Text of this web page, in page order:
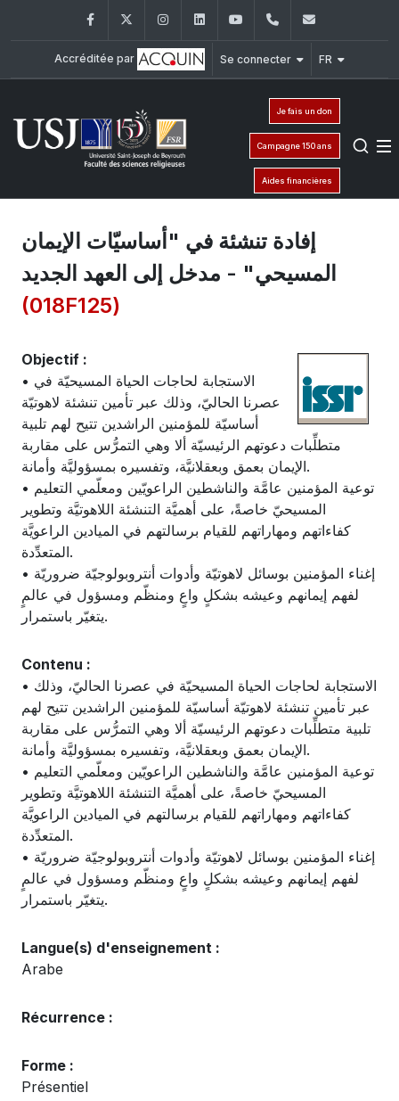
FacebookTwitter InstagramLinkedInYouTube+961 (1) 421 586
Accréditée par Se connecter FR
Je fais un don
Campagne 150 ans
Aides financières
إفادة تنشئة في "أساسيّات الإيمان
المسيحي" - مدخل إلى العهد الجديد
(018F125)
Objectif :
• الاستجابة لحاجات الحياة المسيحيّة في
عصرنا الحاليّ، وذلك عبر تأمين تنشئة لاهوتيّة
أساسيّة للمؤمنين الراشدين تتيح لهم تلبية
متطلِّبات دعوتهم الرئيسيّة ألا وهي التمرُّس على مقاربة
الإيمان بعمق وبعقلانيَّة، وتفسيره بمسؤوليَّة وأمانة.
• توعية المؤمنين عامَّة والناشطين الراعويّين ومعلّمي التعليم
المسيحيّ خاصةً، على أهميَّة التنشئة اللاهوتيَّة وتطوير
كفاءاتهم ومهاراتهم للقيام برسالتهم في الميادين الراعويَّة
المتعدِّدة.
• إغناء المؤمنين بوسائل لاهوتيّة وأدوات أنتروبولوجيّة ضروريّة
لفهم إيمانهم وعيشه بشكلٍ واعٍ ومنظّم ومسؤول في عالمٍ
يتغيّر باستمرار.
Contenu :
• الاستجابة لحاجات الحياة المسيحيّة في عصرنا الحاليّ، وذلك
عبر تأمين تنشئة لاهوتيّة أساسيّة للمؤمنين الراشدين تتيح لهم
تلبية متطلِّبات دعوتهم الرئيسيّة ألا وهي التمرُّس على مقاربة
الإيمان بعمق وبعقلانيَّة، وتفسيره بمسؤوليَّة وأمانة.
• توعية المؤمنين عامَّة والناشطين الراعويّين ومعلّمي التعليم
المسيحيّ خاصةً، على أهميَّة التنشئة اللاهوتيَّة وتطوير
كفاءاتهم ومهاراتهم للقيام برسالتهم في الميادين الراعويَّة
المتعدِّدة.
• إغناء المؤمنين بوسائل لاهوتيّة وأدوات أنتروبولوجيّة ضروريّة
لفهم إيمانهم وعيشه بشكلٍ واعٍ ومنظّم ومسؤول في عالمٍ
يتغيّر باستمرار.
Langue(s) d'enseignement :
Arabe
Récurrence :
Forme :
Présentiel